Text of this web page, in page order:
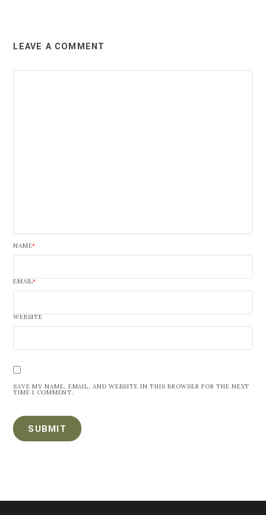
LEAVE A COMMENT
NAME*
EMAIL*
WEBSITE
SAVE MY NAME, EMAIL, AND WEBSITE IN THIS BROWSER FOR THE NEXT
TIME I COMMENT.